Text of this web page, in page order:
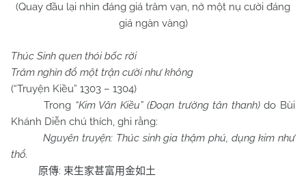
(Quay đầu lại nhìn đáng giá trăm vạn, nở một nụ cười đáng
giá ngàn vàng)
Thúc Sinh quen thói bốc rời
Trăm nghìn đổ một trận cười như không
(“Truyện Kiều” 1303 – 1304)
Trong “Kim Vân Kiều” (Đoạn trường tân thanh)do Bùi
Khánh Diễn chú thích, ghi rằng:
Nguyên truyện: Thúc sinh gia thậm phú, dụng kim như
thổ.
原傳: 束生家甚富用金如土